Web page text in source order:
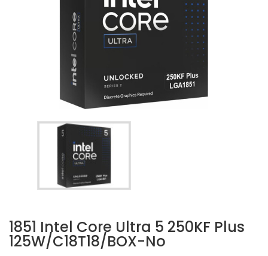
1851 Intel Core Ultra 5 250KF Plus
125W/C18T18/BOX-No